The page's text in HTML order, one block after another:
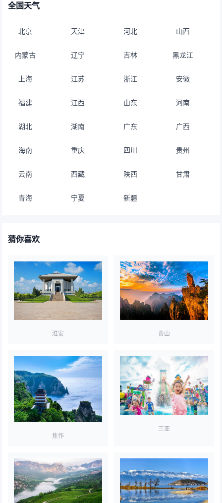
全国天气
北京 天津 河北 山西
内蒙古 辽宁 吉林 黑龙江
上海 江苏 浙江 安徽
福建 江西 山东 河南
湖北 湖南 广东 广西
海南 重庆 四川 贵州
云南 西藏 陕西 甘肃
青海 宁夏 新疆
猜你喜欢
淮安 黄山
焦作
三亚